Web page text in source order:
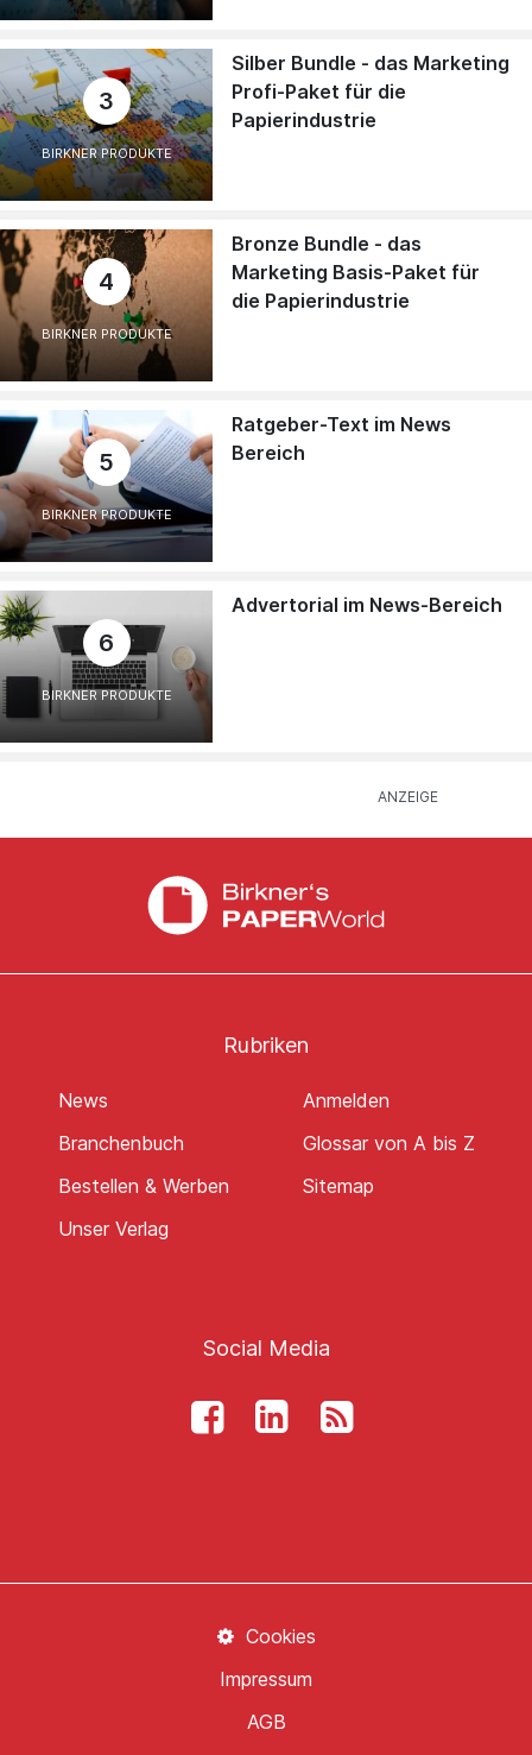
3
BIRKNER PRODUKTE
Silber Bundle - das Marketing
Profi-Paket für die
Papierindustrie
4
BIRKNER PRODUKTE
Bronze Bundle - das
Marketing Basis-Paket für
die Papierindustrie
5
BIRKNER PRODUKTE
Ratgeber-Text im News
Bereich
6
BIRKNER PRODUKTE
Advertorial im News-Bereich
Rubriken
News
Branchenbuch
Bestellen & Werben
Unser Verlag
Anmelden
Glossar von A bis Z
Sitemap
Social Media
AGB
Impressum
Cookies